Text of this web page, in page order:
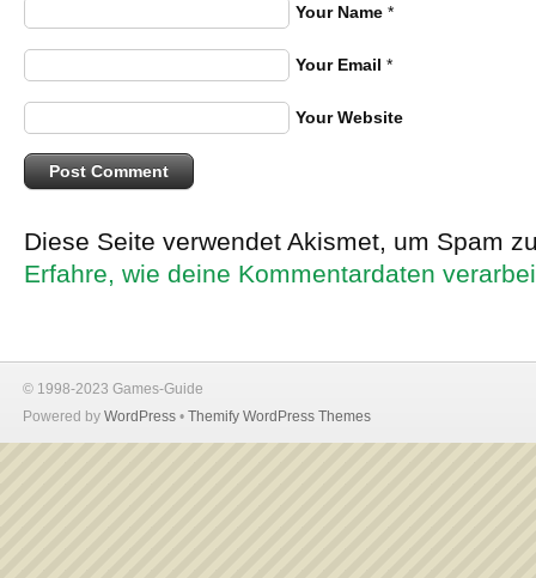
Your Name *
Your Email *
Your Website
Diese Seite verwendet Akismet, um Spam
Erfahre, wie deine Kommentardaten
© 1998-2023 Games-Guide
Powered by WordPress • Themify WordPress Themes